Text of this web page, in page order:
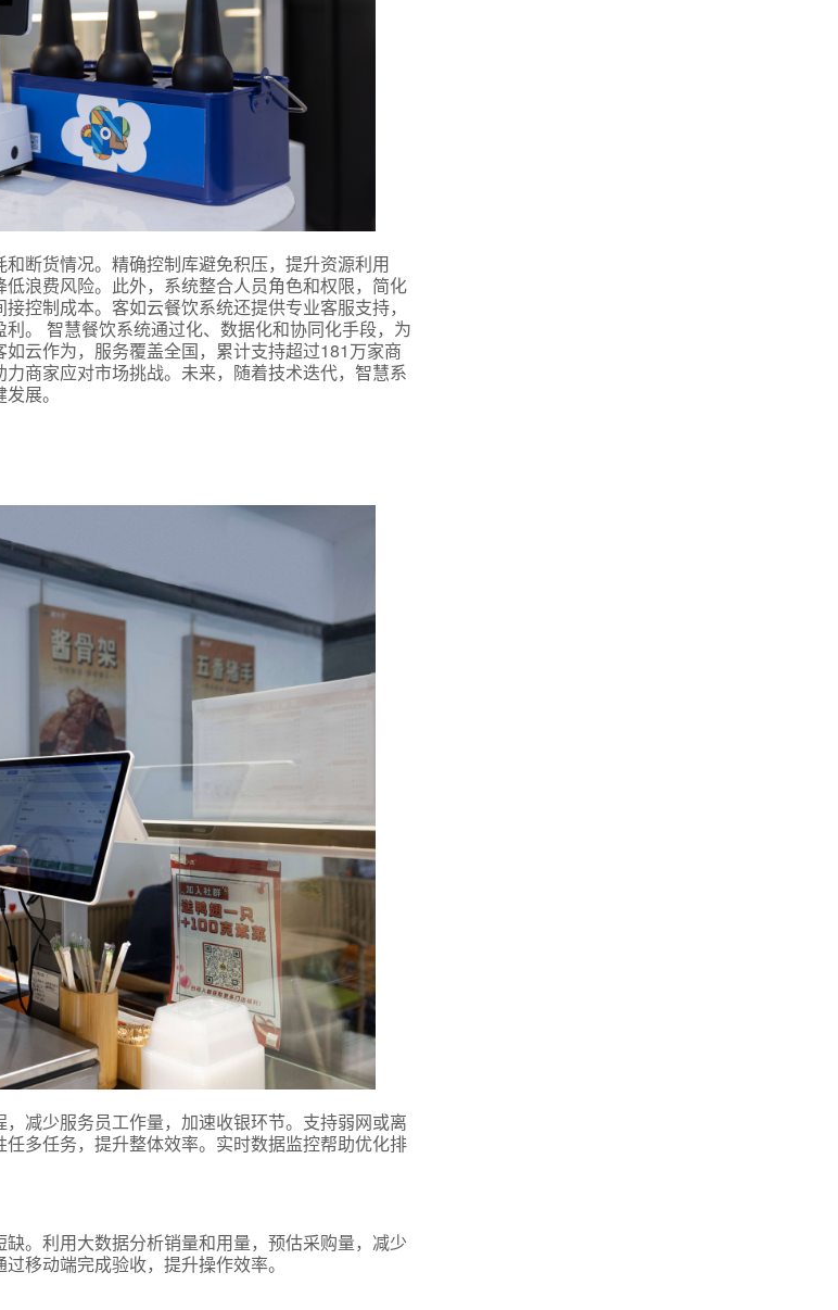
断货情况。精确控制库避免积压，提升资源利用
浪费风险。此外，系统整合人员角色和权限，简化
控制成本。客如云餐饮系统还提供专业客服支持，
。 智慧餐饮系统通过化、数据化和协同化手段，为
云作为，服务覆盖全国，累计支持超过181万家商
商家应对市场挑战。未来，随着技术迭代，智慧系
展。
减少服务员工作量，加速收银环节。支持弱网或离
多任务，提升整体效率。实时数据监控帮助优化排
。利用大数据分析销量和用量，预估采购量，减少
移动端完成验收，提升操作效率。
是老客户，了解最新优惠